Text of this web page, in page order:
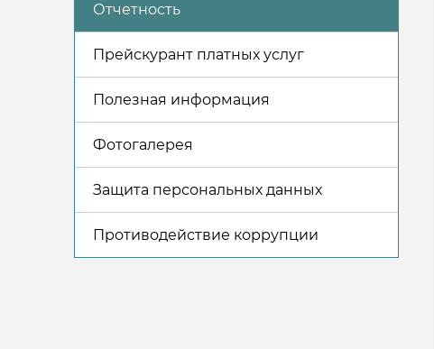
Отчетность
Прейскурант платных услуг
Полезная информация
Фотогалерея
Защита персональных данных
Противодействие коррупции